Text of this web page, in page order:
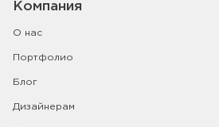
Компания
О нас
Портфолио
Блог
Дизайнерам